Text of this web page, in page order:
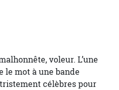
voleur. L’une
le mot à une bande
célèbres pour